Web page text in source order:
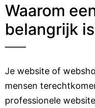
Waarom
belangrijk
Je website of
mensen
professionele